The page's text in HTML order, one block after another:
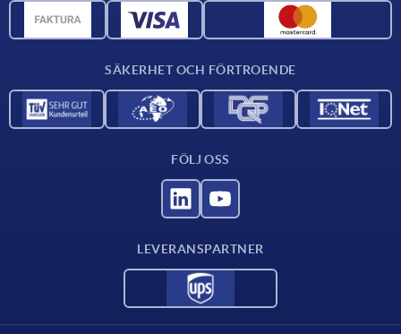
CAD-data
SÄKERHET OCH FÖRTROENDE
FÖLJ OSS
LEVERANSPARTNER